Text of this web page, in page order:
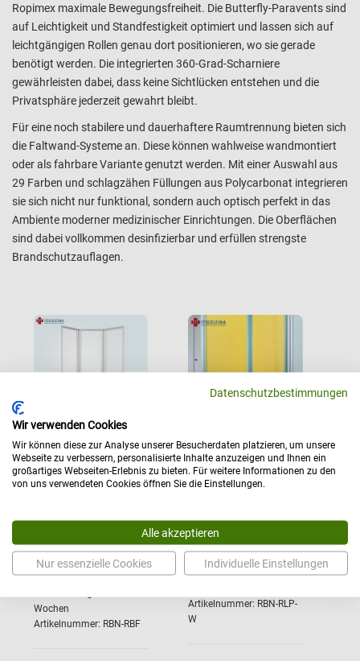
Ropimex maximale Bewegungsfreiheit. Die Butterfly-Paravents sind
auf Leichtigkeit und Standfestigkeit optimiert und lassen sich auf
leichtgängigen Rollen genau dort positionieren, wo sie gerade
benötigt werden. Die integrierten 360-Grad-Scharniere
gewährleisten dabei, dass keine Sichtlücken entstehen und die
Privatsphäre jederzeit gewahrt bleibt.
Für eine noch stabilere und dauerhaftere Raumtrennung bieten sich
die Faltwand-Systeme an. Diese können wahlweise wandmontiert
oder als fahrbare Variante genutzt werden. Mit einer Auswahl aus
29 Farben und schlagzähen Füllungen aus Polycarbonat integrieren
sie sich nicht nur funktional, sondern auch optisch perfekt in das
Ambiente moderner medizinischer Einrichtungen. Die Oberflächen
sind dabei vollkommen desinfizierbar und erfüllen strengste
Brandschutzauflagen.
Butterfly
mit Polycarbonat-
Füllp...
Wochen
Artikelnummer: RBN-RBF
Paravent leichte
Wandanschluss
»RLP W«
Versandfertig in:ca. 2-3
Artikelnummer: RBN-RLP-
W
Datenschutzbestimmungen
Wir verwenden Cookies
Wir können diese zur Analyse unserer Besucherdaten platzieren, um unsere
Webseite zu verbessern, personalisierte Inhalte anzuzeigen und Ihnen ein
großartiges Webseiten-Erlebnis zu bieten. Für weitere Informationen zu den
von uns verwendeten Cookies öffnen Sie die Einstellungen.
Alle akzeptieren
Nur essenzielle Cookies Individuelle Einstellungen